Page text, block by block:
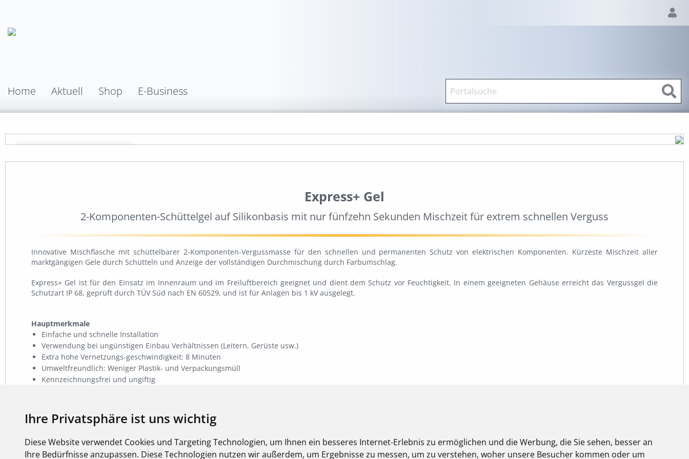
Ihre Privatsphäre ist uns wichtig
Diese Website verwendet Cookies und Targeting Technologien, um Ihnen ein besseres Internet-Erlebnis zu ermöglichen und die Werbung, die Sie sehen, besser an
Ihre Bedürfnisse anzupassen. Diese Technologien nutzen wir außerdem, um Ergebnisse zu messen, um zu verstehen, woher unsere Besucher kommen oder um
Home Aktuell Shop E-Business
Express+ Gel
2-Komponenten-Schüttelgel auf Silikonbasis mit nur fünfzehn Sekunden Mischzeit für extrem schnellen Verguss
Innovative Mischflasche mit schüttelbarer 2-Komponenten-Vergussmasse für den schnellen und permanenten Schutz von elektrischen Komponenten. Kürzeste Mischzeit aller
marktgängigen Gele durch Schütteln und Anzeige der vollständigen Durchmischung durch Farbumschlag.
Express+ Gel ist für den Einsatz im Innenraum und im Freiluftbereich geeignet und dient dem Schutz vor Feuchtigkeit. In einem geeigneten Gehäuse erreicht das Vergussgel die
Schutzart IP 68, geprüft durch TÜV Süd nach EN 60529, und ist für Anlagen bis 1 kV ausgelegt.
Hauptmerkmale
Einfache und schnelle Installation
Verwendung bei ungünstigen Einbau Verhältnissen (Leitern, Gerüste usw.)
Extra hohe Vernetzungs-geschwindigkeit: 8 Minuten
Umweltfreundlich: Weniger Plastik- und Verpackungsmüll
Kennzeichnungsfrei und ungiftig